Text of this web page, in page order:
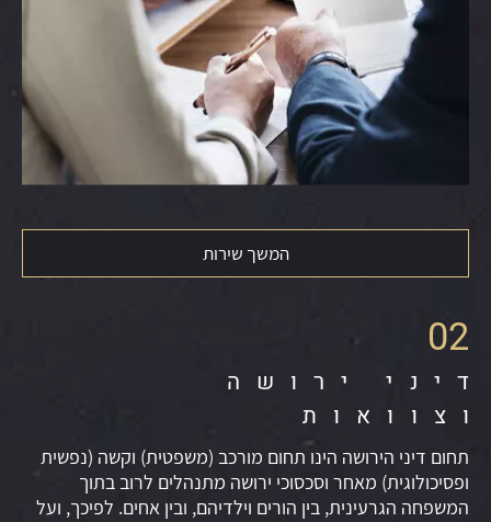
המשך שירות
02
דיני ירושה
וצוואות
תחום דיני הירושה הינו תחום מורכב (משפטית) וקשה (נפשית
ופסיכולוגית) מאחר וסכסוכי ירושה מתנהלים לרוב בתוך
המשפחה הגרעינית, בין הורים וילדיהם, ובין אחים. לפיכך, ועל